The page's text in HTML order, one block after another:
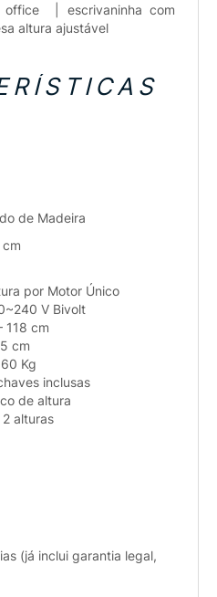
office | escrivaninha com
altura ajustável
de Madeira
por Motor Único
V Bivolt
118 cm
cm
Kg
inclusas
de altura
alturas
(já inclui garantia legal,